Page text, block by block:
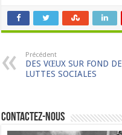
Précédent
DES VŒUX SUR FOND DE
LUTTES SOCIALES
Contactez-nous